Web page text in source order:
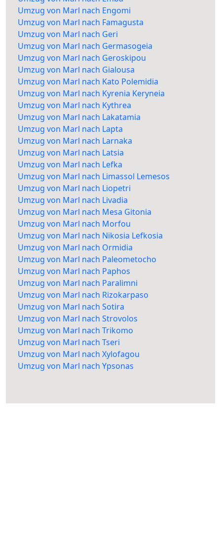
Umzug von Marl nach Engomi
Umzug von Marl nach Famagusta
Umzug von Marl nach Geri
Umzug von Marl nach Germasogeia
Umzug von Marl nach Geroskipou
Umzug von Marl nach Gialousa
Umzug von Marl nach Kato Polemidia
Umzug von Marl nach Kyrenia Keryneia
Umzug von Marl nach Kythrea
Umzug von Marl nach Lakatamia
Umzug von Marl nach Lapta
Umzug von Marl nach Larnaka
Umzug von Marl nach Latsia
Umzug von Marl nach Lefka
Umzug von Marl nach Limassol Lemesos
Umzug von Marl nach Liopetri
Umzug von Marl nach Livadia
Umzug von Marl nach Mesa Gitonia
Umzug von Marl nach Morfou
Umzug von Marl nach Nikosia Lefkosia
Umzug von Marl nach Ormidia
Umzug von Marl nach Paleometocho
Umzug von Marl nach Paphos
Umzug von Marl nach Paralimni
Umzug von Marl nach Rizokarpaso
Umzug von Marl nach Sotira
Umzug von Marl nach Strovolos
Umzug von Marl nach Trikomo
Umzug von Marl nach Tseri
Umzug von Marl nach Xylofagou
Umzug von Marl nach Ypsonas